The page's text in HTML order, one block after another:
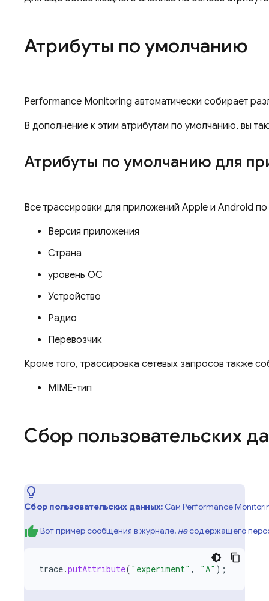
Атрибуты по умолчанию
Performance Monitoring автоматически собирает
В дополнение к этим атрибутам по умолчанию, вы
Атрибуты по умолчанию для
Все трассировки для приложений Apple и Android
Версия приложения
Страна
уровень ОС
Устройство
Радио
Перевозчик
Кроме того, трассировка сетевых запросов также
MIME-тип
Сбор пользовательских
Сбор пользовательских данных: СамPerformance
Вот пример сообщения в журнале, несодержащего
trace.putAttribute( "experiment" , "A" );